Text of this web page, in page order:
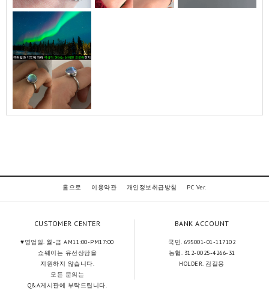
홈으로 이용약관 개인정보취급방침 PC Ver.
CUSTOMER CENTER
♥영업일. 월-금 AM11:00-PM17:00
쇼웨이는 유선상담을
지원하지 않습니다.
모든 문의는
Q&A게시판에 부탁드립니다.
BANK ACCOUNT
국민. 695001-01-117102
농협. 312-0025-4266-31
HOLDER. 김길용